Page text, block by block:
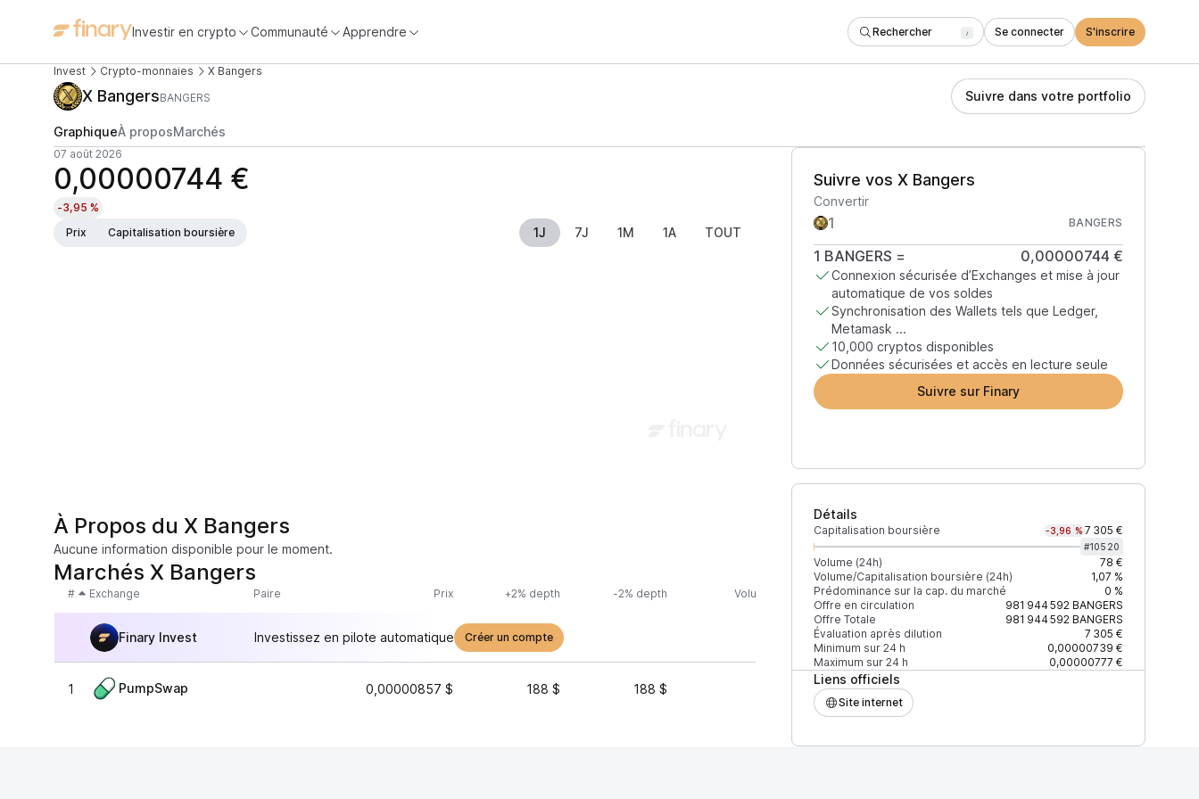
Investir en crypto Communauté Apprendre Rechercher / Se connecter S'inscrire
Invest Crypto-monnaies X Bangers
X BangersBANGERS Suivre dans votre portfolio
GraphiqueÀ proposMarchés
07 août 2026
0,00000744 €
-3,95 %
Prix
Capitalisation boursière 1J 7J 1M 1A TOUT
Suivre vos X Bangers
Convertir
BANGERS
1 BANGERS = 0,00000744 €
Connexion sécurisée d’Exchanges et mise à jour
automatique de vos soldes
Synchronisation des Wallets tels que Ledger,
Metamask ...
10,000 cryptos disponibles
Données sécurisées et accès en lecture seule
Suivre sur Finary
Détails
Capitalisation boursière -3,96 % 7 305 €
#10520
Volume (24h)
78 €
Volume/Capitalisation boursière (24h)
1,07 %
Prédominance sur la cap. du marché
0 %
Offre en circulation
981 944 592BANGERS
Offre Totale
981 944 592BANGERS
Évaluation après dilution
7 305 €
Minimum sur 24 h
0,00000739 €
Maximum sur 24 h
0,00000777 €
Liens officiels
Site internet
À Propos du X Bangers
Aucune information disponible pour le moment.
Marchés X Bangers
# Exchange Paire Prix +2% depth -2% depth Volume (24h) % du volume Confiance Mis à jour
Finary Invest Investissez en pilote automatique Créer un compte
1 PumpSwap 0,00000857 $ 188 $ 188 $ 100 %